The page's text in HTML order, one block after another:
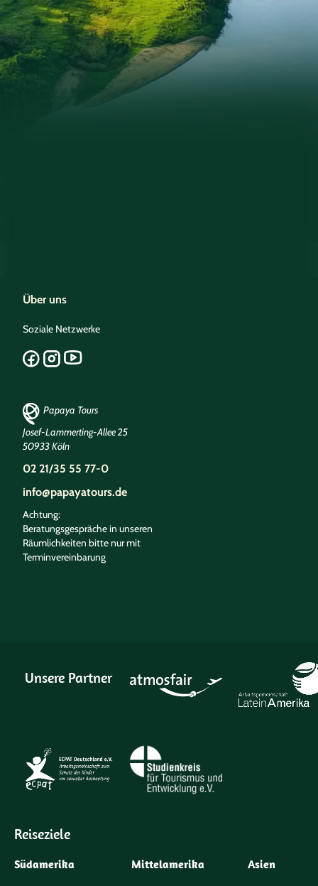
Über uns
Soziale Netzwerke
Papaya Tours
Josef-Lammerting-Allee 25
50933 Köln
02 21/35 55 77-0
info@papayatours.de
Achtung:
Beratungsgespräche in unseren
Räumlichkeiten bitte nur mit
Terminvereinbarung
Unsere Partner
Reiseziele
Südamerika Mittelamerika Asien